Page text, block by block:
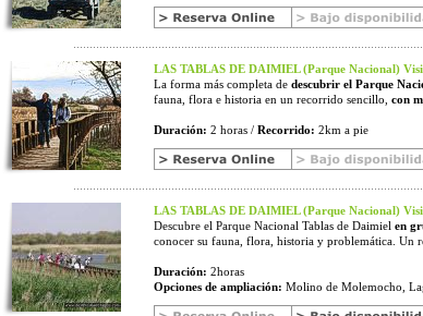
LAS TABLAS DE DAIMIEL (Parque Nacional)
La forma más completa de descubrir el Parque
fauna, flora e historia en un recorrido sencillo, con
Duración: 2 horas / Recorrido: 2km a pie
LAS TABLAS DE DAIMIEL (Parque Nacional)
Descubre el Parque Nacional Tablas de Daimiel en
conocer su fauna, flora, historia y problemática. Un
Duración: 2horas
Opciones de ampliación: Molino de Molemocho,